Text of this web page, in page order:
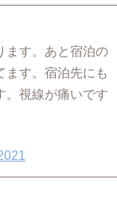
ます。あと宿泊の
ます。宿泊先にも
。視線が痛いです